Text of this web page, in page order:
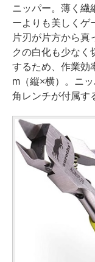
ニッパー。薄く繊
ーよりも美しくゲ
片刃が片方から真
クの白化も少なく
するため、作業効
m（縦×横）。ニ
角レンチが付属す